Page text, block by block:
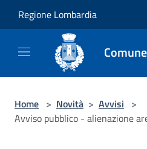
Regione Lombardia
Home > Novità > Avvisi >
Avviso pubblico - alienazione